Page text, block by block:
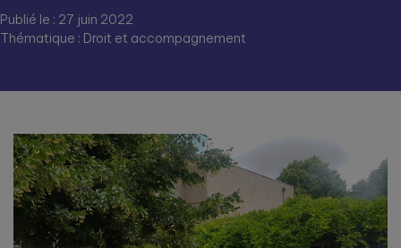
Publié le : 27 juin 2022
Thématique : Droit et accompagnement